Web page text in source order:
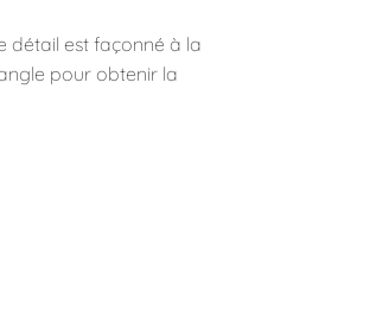
détail est façonné à la
pour obtenir la